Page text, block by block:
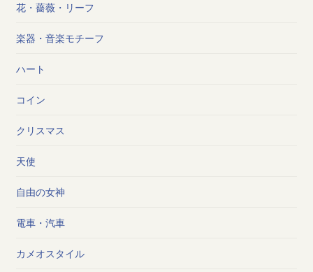
花・薔薇・リーフ
楽器・音楽モチーフ
ハート
コイン
クリスマス
天使
自由の女神
電車・汽車
カメオスタイル